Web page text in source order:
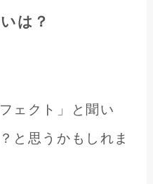
は？
ェクト」と聞い
と思うかもしれま